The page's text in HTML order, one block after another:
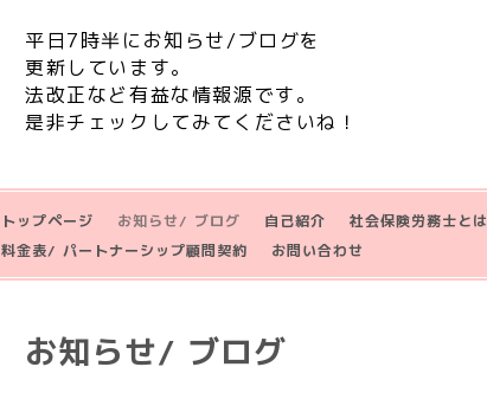
平日7時半にお知らせ/ブログを
更新しています。
法改正など有益な情報源です。
是非チェックしてみてくださいね！
トップページ お知らせ/ ブログ 自己紹介 社会保険労務士とは
料金表/ パートナーシップ顧問契約
お問い合わせ
お知らせ/ ブログ